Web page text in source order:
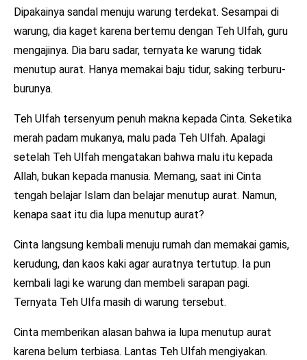
Dipakainya sandal menuju warung terdekat. Sesampai di
warung, dia kaget karena bertemu dengan Teh Ulfah, guru
mengajinya. Dia baru sadar, ternyata ke warung tidak
menutup aurat. Hanya memakai baju tidur, saking terburu-
burunya.
Teh Ulfah tersenyum penuh makna kepada Cinta. Seketika
merah padam mukanya, malu pada Teh Ulfah. Apalagi
setelah Teh Ulfah mengatakan bahwa malu itu kepada
Allah, bukan kepada manusia. Memang, saat ini Cinta
tengah belajar Islam dan belajar menutup aurat. Namun,
kenapa saat itu dia lupa menutup aurat?
Cinta langsung kembali menuju rumah dan memakai gamis,
kerudung, dan kaos kaki agar auratnya tertutup. Ia pun
kembali lagi ke warung dan membeli sarapan pagi.
Ternyata Teh Ulfa masih di warung tersebut.
Cinta memberikan alasan bahwa ia lupa menutup aurat
karena belum terbiasa. Lantas Teh Ulfah mengiyakan.